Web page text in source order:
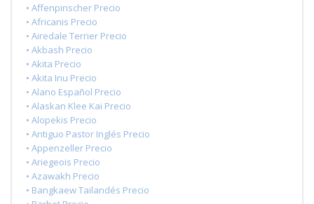
• Affenpinscher Precio
• Africanis Precio
• Airedale Terrier Precio
• Akbash Precio
• Akita Precio
• Akita Inu Precio
• Alano Español Precio
• Alaskan Klee Kai Precio
• Alopekis Precio
• Antiguo Pastor Inglés Precio
• Appenzeller Precio
• Ariegeois Precio
• Azawakh Precio
• Bangkaew Tailandés Precio